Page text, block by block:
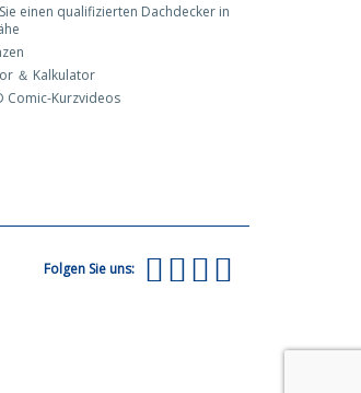
einen qualifizierten Dachdecker in
＆ Kalkulator
Comic-Kurzvideos
Folgen Sie uns: